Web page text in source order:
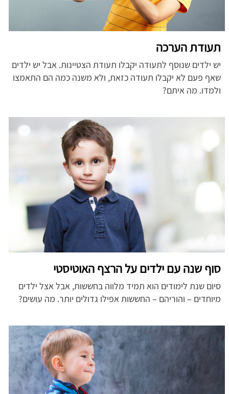
תעודת הערכה
יש ילדים שנוסף לתעודה יקבלו תעודת הצטיינות. אבל יש ילדים
שאף פעם לא יקבלו תעודה כזאת, ולא משנה כמה הם התאמצו
ולמדו. מה איתם?
סוף שנה עם ילדים על הרצף האוטיסטי
סיום שנת לימודים הוא תמיד מלווה בחששות, אבל אצל ילדים
מיוחדים – והוריהם – החששות אפילו גדולים יותר. מה עושים?